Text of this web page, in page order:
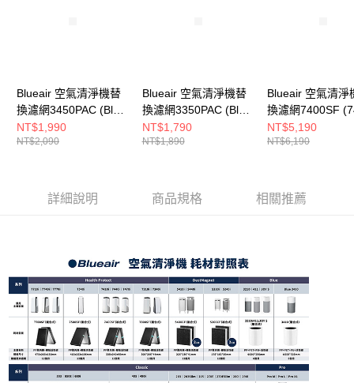
Blueair 空氣清淨機替
換濾網3450PAC (Blue
Max 3450i適用)
NT$1,990
NT$2,090
Blueair 空氣清淨機替
換濾網3350PAC (Blue
Max 3350i適用)
NT$1,790
NT$1,890
Blueair 空氣清淨
換濾網7400SF
• 7440i • 7470i適
NT$5,190
NT$6,190
詳細說明 商品規格 相關推薦